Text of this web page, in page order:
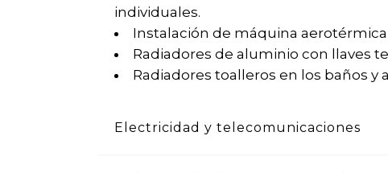
individuales.
Instalación de máquina
Radiadores de aluminio con llaves
Radiadores toalleros en los baños y
Electricidad y telecomunicaciones